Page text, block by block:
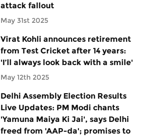
attack fallout
May 31st 2025
Virat Kohli announces retirement
from Test Cricket after 14 years:
'I’ll always look back with a smile'
May 12th 2025
Delhi Assembly Election Results
Live Updates: PM Modi chants
'Yamuna Maiya Ki Jai', says Delhi
freed from 'AAP-da'; promises to